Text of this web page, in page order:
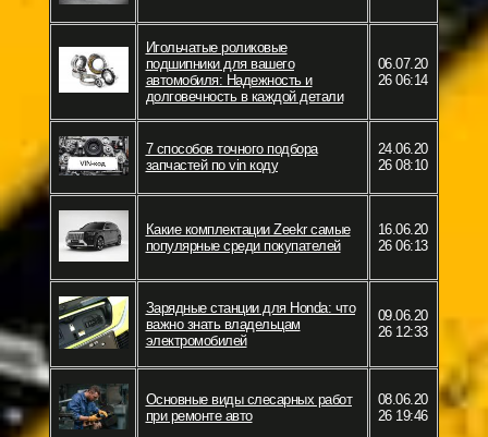
Игольчатые роликовые
подшипники для вашего
автомобиля: Надежность и
долговечность в каждой детали
06.07.20
26 06:14
7 способов точного подбора
запчастей по vin коду
24.06.20
26 08:10
Какие комплектации Zeekr самые
популярные среди покупателей
16.06.20
26 06:13
Зарядные станции для Honda: что
важно знать владельцам
электромобилей
09.06.20
26 12:33
Основные виды слесарных работ
при ремонте авто
08.06.20
26 19:46